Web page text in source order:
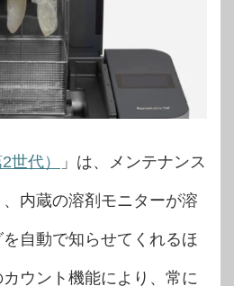
世代） 」は、メンテナンス
内蔵の溶剤モニターが溶
自動で知らせてくれるほ
ウント機能により、常に